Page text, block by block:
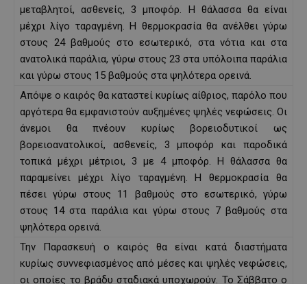
μεταβλητοί, ασθενείς, 3 μποφόρ. Η θάλασσα θα είναι
μέχρι λίγο ταραγμένη. Η θερμοκρασία θα ανέλθει γύρω
στους 24 βαθμούς στο εσωτερικό, στα νότια και στα
ανατολικά παράλια, γύρω στους 23 στα υπόλοιπα παράλια
και γύρω στους 15 βαθμούς στα ψηλότερα ορεινά.
Απόψε ο καιρός θα καταστεί κυρίως αίθριος, παρόλο που
αργότερα θα εμφανιστούν αυξημένες ψηλές νεφώσεις. Οι
άνεμοι θα πνέουν κυρίως βορειοδυτικοί ως
βορειοανατολικοί, ασθενείς, 3 μποφόρ και παροδικά
τοπικά μέχρι μέτριοι, 3 με 4 μποφόρ. Η θάλασσα θα
παραμείνει μέχρι λίγο ταραγμένη. Η θερμοκρασία θα
πέσει γύρω στους 11 βαθμούς στο εσωτερικό, γύρω
στους 14 στα παράλια και γύρω στους 7 βαθμούς στα
ψηλότερα ορεινά.
Την Παρασκευή ο καιρός θα είναι κατά διαστήματα
κυρίως συννεφιασμένος από μέσες και ψηλές νεφώσεις,
οι οποίες το βράδυ σταδιακά υποχωρούν. Το Σάββατο ο